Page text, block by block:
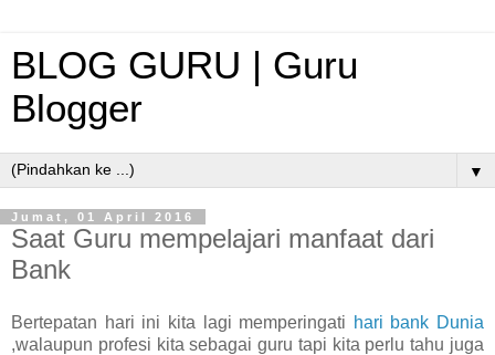
BLOG GURU | Guru
Blogger
▼
Jumat, 01 April 2016
Saat Guru mempelajari manfaat dari
Bank
Bertepatan hari ini kita lagi memperingati hari bank Dunia
,walaupun profesi kita sebagai guru tapi kita perlu tahu juga